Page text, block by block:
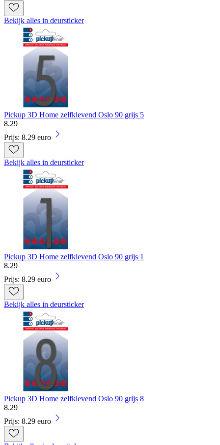
Bekijk alles in deursticker
Pickup 3D Home zelfklevend Oslo 90 grijs 5
8.29
Prijs: 8.29 euro
Bekijk alles in deursticker
Pickup 3D Home zelfklevend Oslo 90 grijs 1
8.29
Prijs: 8.29 euro
Bekijk alles in deursticker
Pickup 3D Home zelfklevend Oslo 90 grijs 8
8.29
Prijs: 8.29 euro